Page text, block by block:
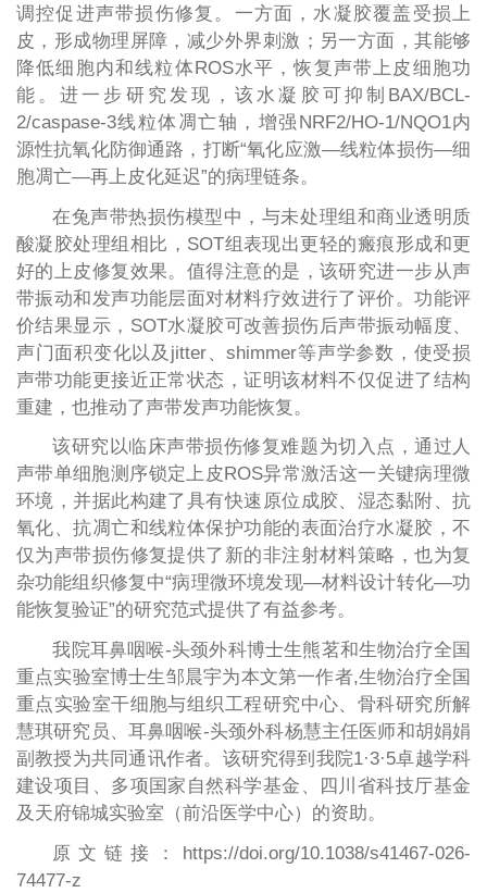
调控促进声带损伤修复。一方面，水凝胶覆盖受损上
皮，形成物理屏障，减少外界刺激；另一方面，其能够
降低细胞内和线粒体ROS水平，恢复声带上皮细胞功
能。进一步研究发现，该水凝胶可抑制BAX/BCL-
2/caspase-3线粒体凋亡轴，增强NRF2/HO-1/NQO1内
源性抗氧化防御通路，打断“氧化应激—线粒体损伤—细
胞凋亡—再上皮化延迟”的病理链条。
在兔声带热损伤模型中，与未处理组和商业透明质
酸凝胶处理组相比，SOT组表现出更轻的瘢痕形成和更
好的上皮修复效果。值得注意的是，该研究进一步从声
带振动和发声功能层面对材料疗效进行了评价。功能评
价结果显示，SOT水凝胶可改善损伤后声带振动幅度、
声门面积变化以及jitter、shimmer等声学参数，使受损
声带功能更接近正常状态，证明该材料不仅促进了结构
重建，也推动了声带发声功能恢复。
该研究以临床声带损伤修复难题为切入点，通过人
声带单细胞测序锁定上皮ROS异常激活这一关键病理微
环境，并据此构建了具有快速原位成胶、湿态黏附、抗
氧化、抗凋亡和线粒体保护功能的表面治疗水凝胶，不
仅为声带损伤修复提供了新的非注射材料策略，也为复
杂功能组织修复中“病理微环境发现—材料设计转化—功
能恢复验证”的研究范式提供了有益参考。
我院耳鼻咽喉-头颈外科博士生熊茗和生物治疗全国
重点实验室博士生邹晨宇为本文第一作者,生物治疗全国
重点实验室干细胞与组织工程研究中心、骨科研究所解
慧琪研究员、耳鼻咽喉-头颈外科杨慧主任医师和胡娟娟
副教授为共同通讯作者。该研究得到我院1·3·5卓越学科
建设项目、多项国家自然科学基金、四川省科技厅基金
及天府锦城实验室（前沿医学中心）的资助。
原文链接：https://doi.org/10.1038/s41467-026-
74477-z